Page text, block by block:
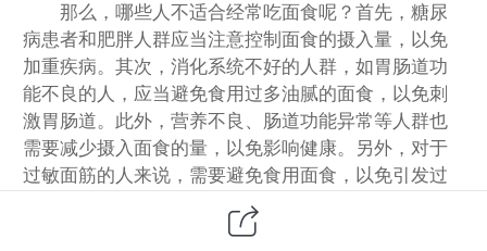
那么，哪些人不适合经常吃面食呢？首先，糖尿
病患者和肥胖人群应当注意控制面食的摄入量，以免
加重疾病。其次，消化系统不好的人群，如胃肠道功
能不良的人，应当避免食用过多油腻的面食，以免刺
激胃肠道。此外，营养不良、肠道功能异常等人群也
需要减少摄入面食的量，以免影响健康。另外，对于
过敏面筋的人来说，需要避免食用面食，以免引发过
综上所述，面食对于健康有着一定的利弊，适量